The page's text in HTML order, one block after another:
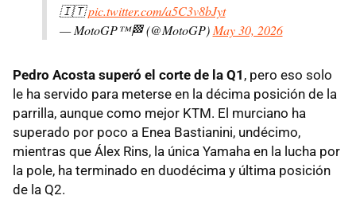
🇮🇹pic.twitter.com/a5C3v8bJyt
— MotoGP™🏁 (@MotoGP) May 30, 2026
Pedro Acosta superó el corte de la Q1 , pero eso solo
le ha servido para meterse en la décima posición de la
parrilla, aunque como mejor KTM. El murciano ha
superado por poco a Enea Bastianini, undécimo,
mientras que Álex Rins, la única Yamaha en la lucha por
la pole, ha terminado en duodécima y última posición
de la Q2.